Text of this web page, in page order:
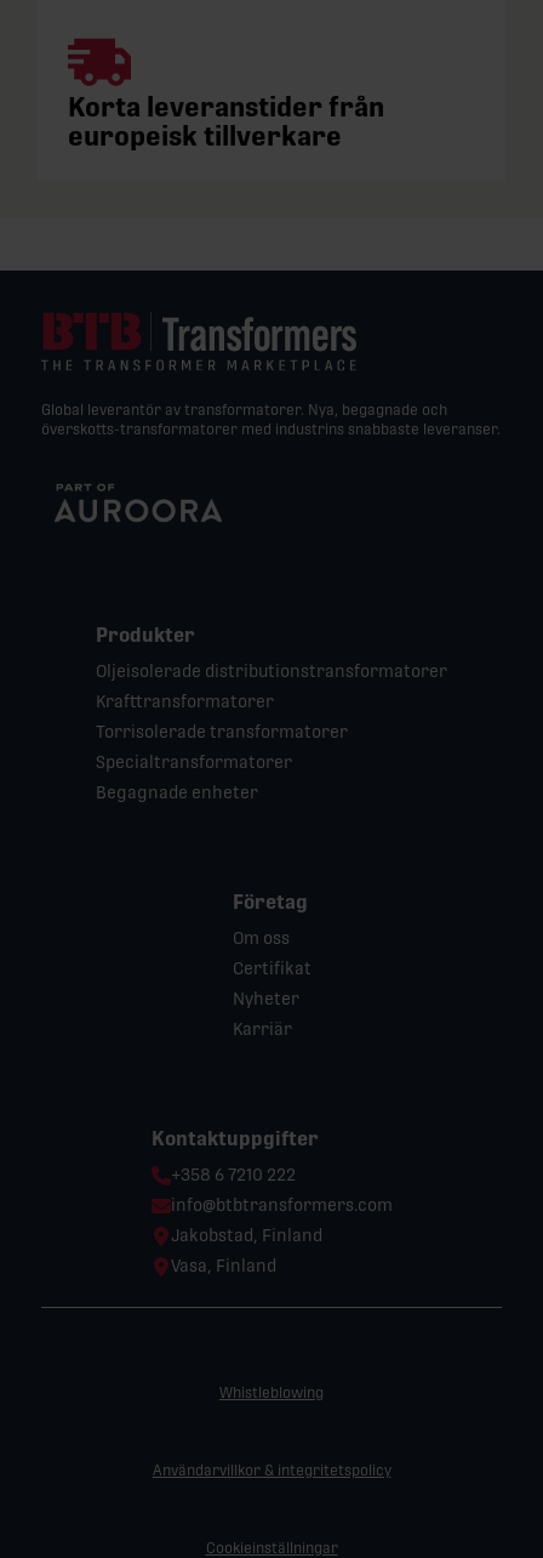
Korta leveranstider från
europeisk tillverkare
Global leverantör av transformatorer. Nya, begagnade och
överskotts-transformatorer med industrins snabbaste leveranser.
Produkter
Oljeisolerade distributionstransformatorer
Krafttransformatorer
Torrisolerade transformatorer
Specialtransformatorer
Begagnade enheter
Företag
Om oss
Certifikat
Nyheter
Karriär
Kontaktuppgifter
Phone:
+358 6 7210 222
Email:
info@btbtransformers.com
Location:
Jakobstad, Finland
Location:
Vasa, Finland
Whistleblowing
Användarvillkor & integritetspolicy
Cookieinställningar